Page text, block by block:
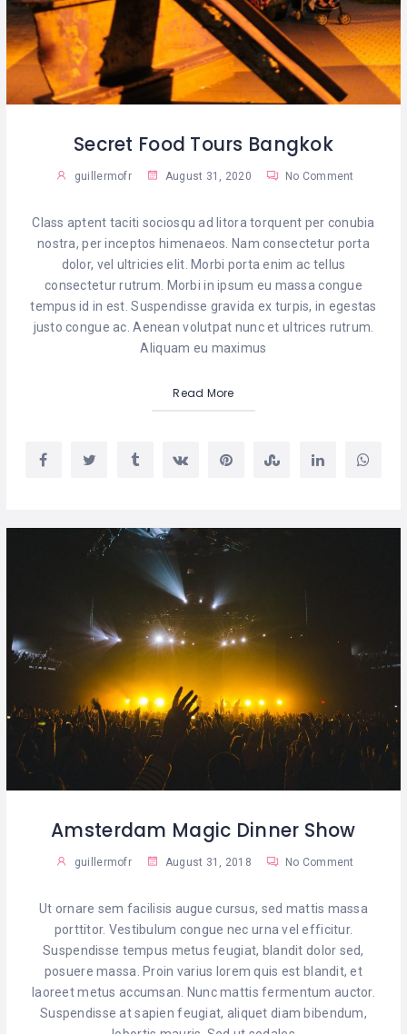
Secret Food Tours Bangkok
guillermofr August 31, 2020 No Comment
Class aptent taciti sociosqu ad litora torquent per conubia
nostra, per inceptos himenaeos. Nam consectetur porta
dolor, vel ultricies elit. Morbi porta enim ac tellus
consectetur rutrum. Morbi in ipsum eu massa congue
tempus id in est. Suspendisse gravida ex turpis, in egestas
justo congue ac. Aenean volutpat nunc et ultrices rutrum.
Aliquam eu maximus
Read More
Amsterdam Magic Dinner Show
guillermofr August 31, 2018 No Comment
Ut ornare sem facilisis augue cursus, sed mattis massa
porttitor. Vestibulum congue nec urna vel efficitur.
Suspendisse tempus metus feugiat, blandit dolor sed,
posuere massa. Proin varius lorem quis est blandit, et
laoreet metus accumsan. Nunc mattis fermentum auctor.
Suspendisse at sapien feugiat, aliquet diam bibendum,